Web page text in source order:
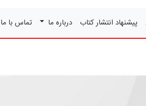
پیشنهاد انتشار کتاب درباره ما تماس با